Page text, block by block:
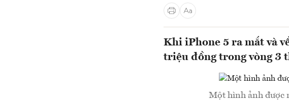
Khi iPhone 5 ra mắt và
triệu đồng trong vòng 3
Một hình ảnh được